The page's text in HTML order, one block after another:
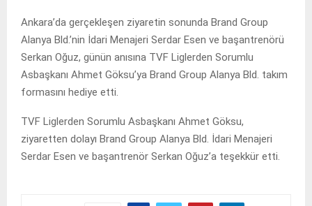
Ankara’da gerçekleşen ziyaretin sonunda Brand Group
Alanya Bld.’nin İdari Menajeri Serdar Esen ve başantrenörü
Serkan Oğuz, günün anısına TVF Liglerden Sorumlu
Asbaşkanı Ahmet Göksu’ya Brand Group Alanya Bld. takım
formasını hediye etti.
TVF Liglerden Sorumlu Asbaşkanı Ahmet Göksu,
ziyaretten dolayı Brand Group Alanya Bld. İdari Menajeri
Serdar Esen ve başantrenör Serkan Oğuz’a teşekkür etti.